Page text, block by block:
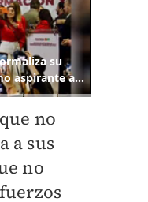
no
a sus
no